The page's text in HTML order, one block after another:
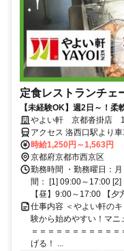
定食レストランチ
【未経験OK】週2日～！
事との両立◎
やよい軒 京都沓掛店
アクセス 洛西口駅より
時給1,250円～1,563円
京都府京都市西京区
勤務時間 ・勤務曜日：
間： [1] 09:00～17:00
【昼】9:00～17:00 【夕
仕事内容 ＜やよい軒の
験から始めやすい！マニ
＝＝＝＝＝＝＝＝＝＝
げる！ ...